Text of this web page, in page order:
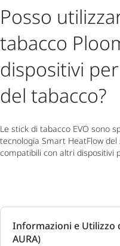
Posso
tabacco
dispositivi
del tabacco?
Le stick di tabacco EVO sono
tecnologia Smart HeatFlow
compatibili con altri dispositivi
Informazioni e Utilizzo
AURA)